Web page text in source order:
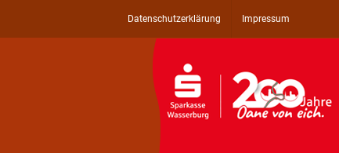
Datenschutzerklärung Impressum